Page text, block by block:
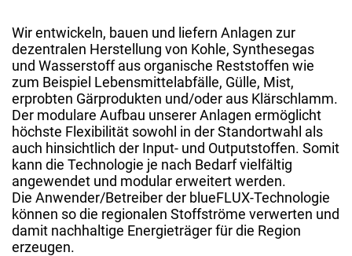
Wir entwickeln, bauen und liefern Anlagen zur
dezentralen Herstellung von Kohle, Synthesegas
und Wasserstoff aus organische Reststoffen wie
zum Beispiel Lebensmittelabfälle, Gülle, Mist,
erprobten Gärprodukten und/oder aus Klärschlamm.
Der modulare Aufbau unserer Anlagen ermöglicht
höchste Flexibilität sowohl in der Standortwahl als
auch hinsichtlich der Input- und Outputstoffen. Somit
kann die Technologie je nach Bedarf vielfältig
angewendet und modular erweitert werden.
Die Anwender/Betreiber der blueFLUX-Technologie
können so die regionalen Stoffströme verwerten und
damit nachhaltige Energieträger für die Region
erzeugen.